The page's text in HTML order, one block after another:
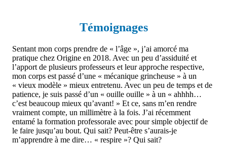
Témoignages
Sentant mon corps prendre de « l’âge », j’ai amorcé ma
pratique chez Origine en 2018. Avec un peu d’assiduité et
l’apport de plusieurs professeurs et leur approche respective,
mon corps est passé d’une « mécanique grincheuse » à un
« vieux modèle » mieux entretenu. Avec un peu de temps et de
patience, je suis passé d’un « ouille ouille » à un « ahhhh…
c’est beaucoup mieux qu’avant! » Et ce, sans m’en rendre
vraiment compte, un millimètre à la fois. J’ai récemment
entamé la formation professorale avec pour simple objectif de
le faire jusqu’au bout. Qui sait? Peut-être s’aurais-je
m’apprendre à me dire… « respire »? Qui sait?